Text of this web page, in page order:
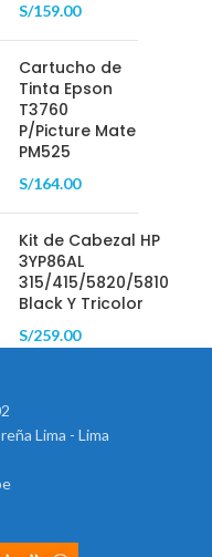
Hp
CE255X
949.00
CARRITO
S/159.00
Cartucho de
Tinta Epson
T3760
P/Picture Mate
PM525
S/164.00
Kit de Cabezal HP
3YP86AL
315/415/5820/5810
Black Y Tricolor
S/259.00
Lima - Lima